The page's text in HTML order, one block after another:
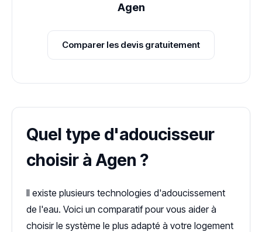
Agen
Comparer les devis gratuitement
Quel type d'adoucisseur
choisir à Agen ?
Il existe plusieurs technologies d'adoucissement
de l'eau. Voici un comparatif pour vous aider à
choisir le système le plus adapté à votre logement